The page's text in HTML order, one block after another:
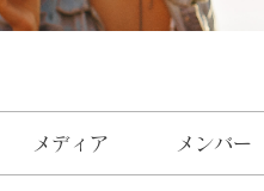
メディア メンバー